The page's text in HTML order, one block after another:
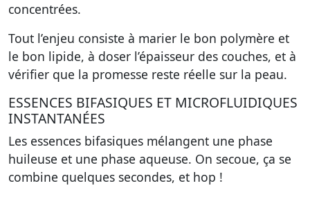
concentrées.
Tout l’enjeu consiste à marier le bon polymère et
le bon lipide, à doser l’épaisseur des couches, et à
vérifier que la promesse reste réelle sur la peau.
ESSENCES BIFASIQUES ET MICROFLUIDIQUES
INSTANTANÉES
Les essences bifasiques mélangent une phase
huileuse et une phase aqueuse. On secoue, ça se
combine quelques secondes, et hop !